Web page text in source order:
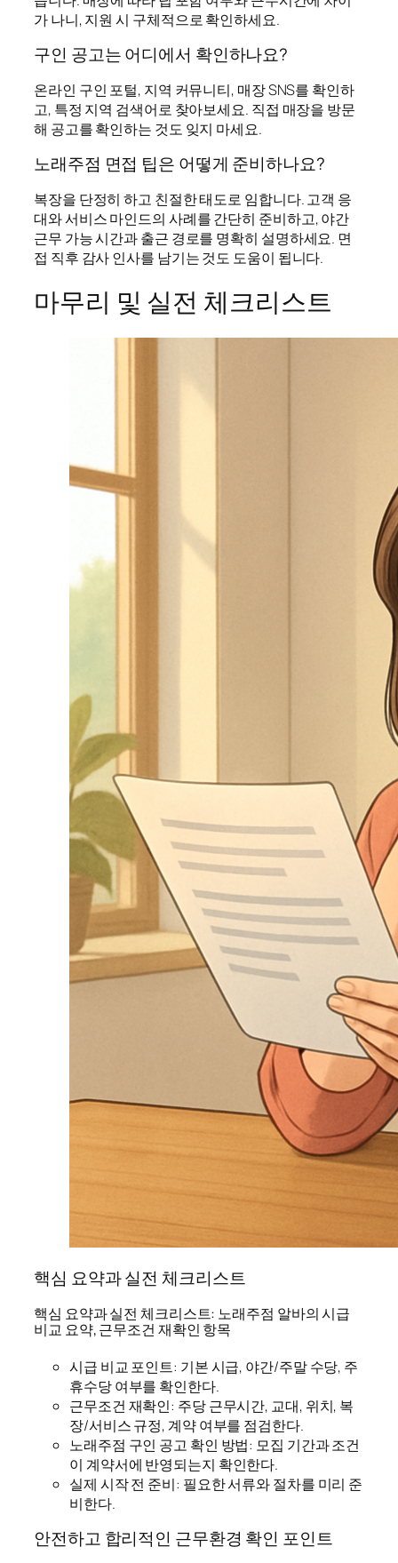
가 나니, 지원 시 구체적으로 확인하세요.
구인 공고는 어디에서 확인하나요?
온라인 구인 포털, 지역 커뮤니티, 매장 SNS를 확인하
고, 특정 지역 검색어로 찾아보세요. 직접 매장을 방문
해 공고를 확인하는 것도 잊지 마세요.
노래주점 면접 팁은 어떻게 준비하나요?
복장을 단정히 하고 친절한 태도로 임합니다. 고객 응
대와 서비스 마인드의 사례를 간단히 준비하고, 야간
근무 가능 시간과 출근 경로를 명확히 설명하세요. 면
접 직후 감사 인사를 남기는 것도 도움이 됩니다.
마무리 및 실전 체크리스트
핵심 요약과 실전 체크리스트
핵심 요약과 실전 체크리스트: 노래주점 알바의 시급
비교 요약, 근무조건 재확인 항목
시급 비교 포인트: 기본 시급, 야간/주말 수당, 주
휴수당 여부를 확인한다.
근무조건 재확인: 주당 근무시간, 교대, 위치, 복
장/서비스 규정, 계약 여부를 점검한다.
노래주점 구인 공고 확인 방법: 모집 기간과 조건
이 계약서에 반영되는지 확인한다.
실제 시작 전 준비: 필요한 서류와 절차를 미리 준
비한다.
안전하고 합리적인 근무환경 확인 포인트